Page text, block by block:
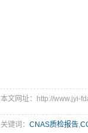
本文网址：http://www.jyi-
关键词： CNAS质检报告,